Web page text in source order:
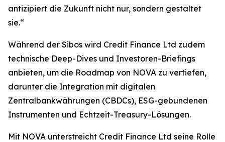
antizipiert die Zukunft nicht nur, sondern gestaltet
sie.“
Während der Sibos wird Credit Finance Ltd zudem
technische Deep-Dives und Investoren-Briefings
anbieten, um die Roadmap von NOVA zu vertiefen,
darunter die Integration mit digitalen
Zentralbankwährungen (CBDCs), ESG-gebundenen
Instrumenten und Echtzeit-Treasury-Lösungen.
Mit NOVA unterstreicht Credit Finance Ltd seine Rolle